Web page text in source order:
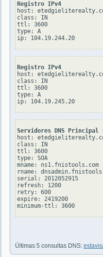
Registro IPv4
host:
class: IN
ttl: 3600
type: A
Registro IPv4
host:
class: IN
ttl: 3600
type: A
Servidores DNS Principal
host:
class: IN
ttl: 3600
type: SOA
mname: ns1.fnistools.com
rname:
serial: 2012052915
refresh: 1200
retry: 600
expire: 2419200
Últimas 5 consultas DNS: